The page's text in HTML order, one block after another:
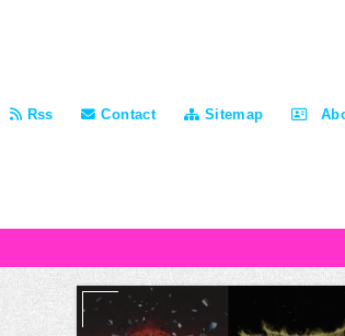
Rss Contact Sitemap